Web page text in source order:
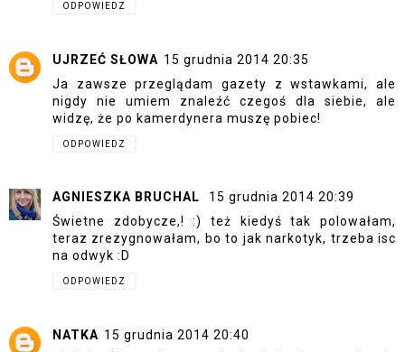
ODPOWIEDZ
UJRZEĆ SŁOWA 15 grudnia 2014 20:35
Ja zawsze przeglądam gazety z wstawkami, ale
nigdy nie umiem znaleźć czegoś dla siebie, ale
widzę, że po kamerdynera muszę pobiec!
ODPOWIEDZ
AGNIESZKA BRUCHAL
15 grudnia 2014 20:39
Świetne zdobycze,! :) też kiedyś tak polowałam,
teraz zrezygnowałam, bo to jak narkotyk, trzeba isc
na odwyk :D
ODPOWIEDZ
NATKA 15 grudnia 2014 20:40